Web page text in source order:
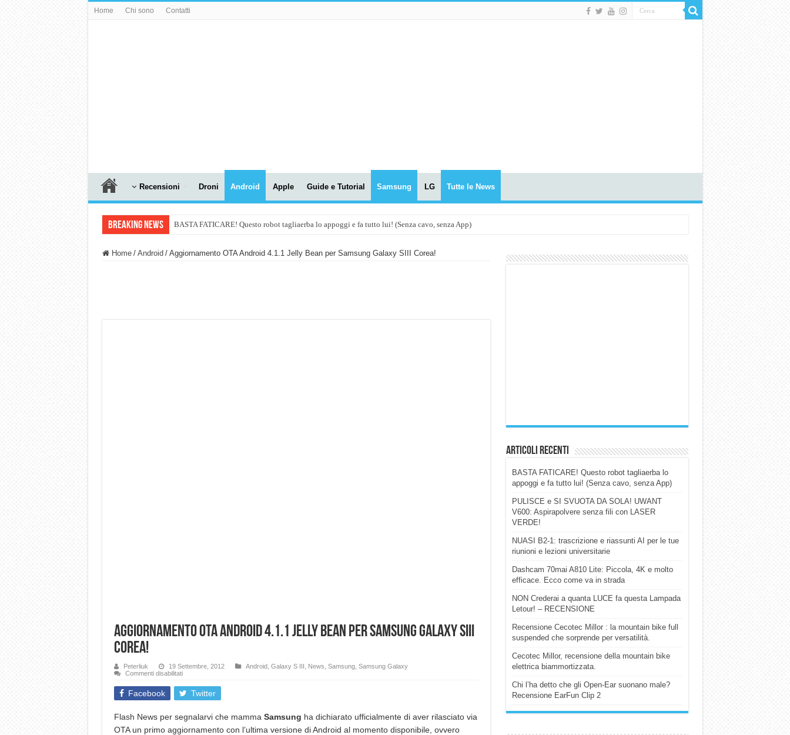
Home Chi sono Contatti
Recensioni Droni Android Apple Guide e Tutorial Samsung LG Tutte le News
Breaking News BASTA FATICARE! Questo robot tagliaerba lo appoggi e fa tutto lui! (Senza cavo, senza App)
Home / Android / Aggiornamento OTA Android 4.1.1 Jelly Bean per Samsung Galaxy SIII Corea!
Aggiornamento OTA Android 4.1.1 Jelly Bean per Samsung Galaxy SIII
Corea!
Peterliuk 19 Settembre, 2012 Android, Galaxy S III News Samsung, Samsung Galaxy
Commenti disabilitatisu
OTA
Android
4.1.1
Bean
per
Samsung
Facebook Twitter
Flash News per segnalarvi che mamma Samsung ha dichiarato ufficialmente di aver rilasciato via
OTA un primo aggiornamento con l’ultima versione di Android al momento disponibile, ovvero
Articoli Recenti
BASTA FATICARE! Questo robot tagliaerba lo
appoggi e fa tutto lui! (Senza cavo, senza App)
PULISCE e SI SVUOTA DA SOLA! UWANT
V600: Aspirapolvere senza fili con LASER
VERDE!
NUASI B2-1: trascrizione e riassunti AI per le tue
riunioni e lezioni universitarie
Dashcam 70mai A810 Lite: Piccola, 4K e molto
efficace. Ecco come va in strada
NON Crederai a quanta LUCE fa questa Lampada
Letour! – RECENSIONE
Recensione Cecotec Millor : la mountain bike full
suspended che sorprende per versatilità.
Cecotec Millor, recensione della mountain bike
elettrica biammortizzata.
Chi l’ha detto che gli Open-Ear suonano male?
Recensione EarFun Clip 2